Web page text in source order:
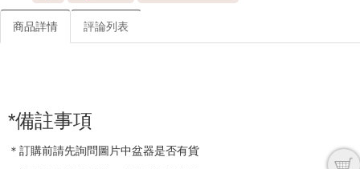
商品詳情 評論列表
*備註事項
＊訂購前請先詢問圖片中盆器是否有貨